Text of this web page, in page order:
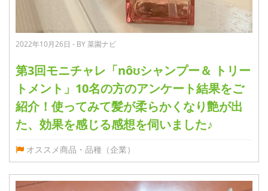
2022年10月26日 - BY 菜園ナビ
第3回モニチャレ「nôʊシャンプー＆ トリー
トメント」10名の方のアンケート結果をご
紹介！使ってみて髪が柔らかくなり艶が出
た、効果を感じる感想を伺いました♪
オススメ商品・品種（企業）